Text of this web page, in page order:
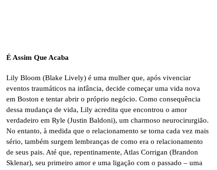
É Assim Que Acaba
Lily Bloom (Blake Lively) é uma mulher que, após vivenciar
eventos traumáticos na infância, decide começar uma vida nova
em Boston e tentar abrir o próprio negócio. Como consequência
dessa mudança de vida, Lily acredita que encontrou o amor
verdadeiro em Ryle (Justin Baldoni), um charmoso neurocirurgião.
No entanto, à medida que o relacionamento se torna cada vez mais
sério, também surgem lembranças de como era o relacionamento
de seus pais. Até que, repentinamente, Atlas Corrigan (Brandon
Sklenar), seu primeiro amor e uma ligação com o passado – uma